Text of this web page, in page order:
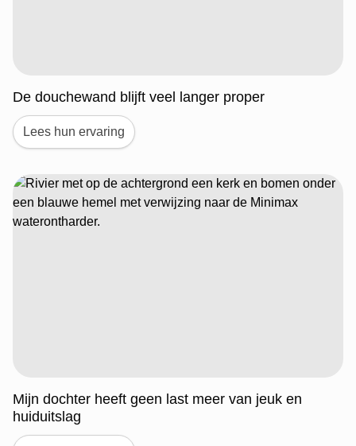
De douchewand blijft veel langer proper
Lees hun ervaring
Mijn dochter heeft geen last meer van jeuk en
huiduitslag